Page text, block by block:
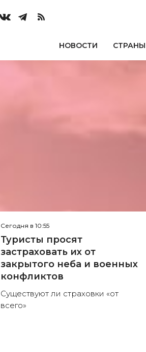
НОВОСТИ СТРАНЫ
Сегодня в 10:55
Туристы просят
застраховать их от
закрытого неба и военных
конфликтов
Существуют ли страховки «от
всего»